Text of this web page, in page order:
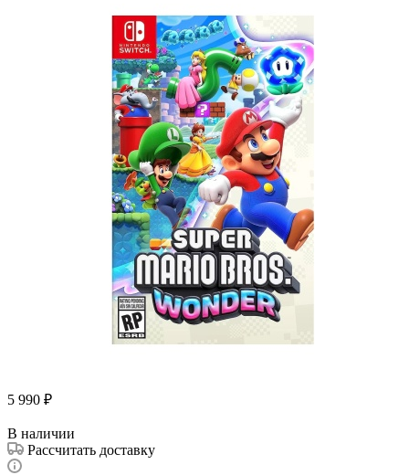
5 990 ₽
В наличии
Рассчитать доставку